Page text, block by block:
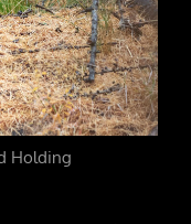
Holding